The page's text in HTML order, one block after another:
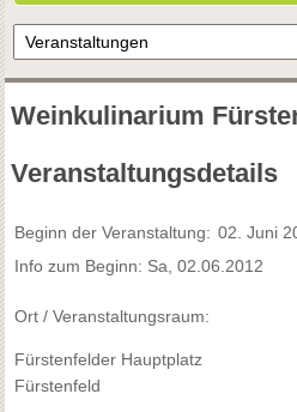
Weinkulinarium
Veranstaltungsdetails
Beginn der Veranstaltung: 02. Juni
Info zum Beginn: Sa, 02.06.2012
Ort / Veranstaltungsraum:
Fürstenfelder Hauptplatz
Fürstenfeld